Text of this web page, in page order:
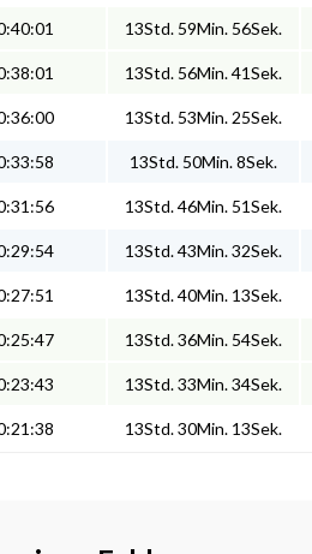
13Std. 59Min. 56Sek.
13Std. 56Min. 41Sek.
13Std. 53Min. 25Sek.
13Std. 50Min. 8Sek.
13Std. 46Min. 51Sek.
13Std. 43Min. 32Sek.
13Std. 40Min. 13Sek.
13Std. 36Min. 54Sek.
13Std. 33Min. 34Sek.
13Std. 30Min. 13Sek.